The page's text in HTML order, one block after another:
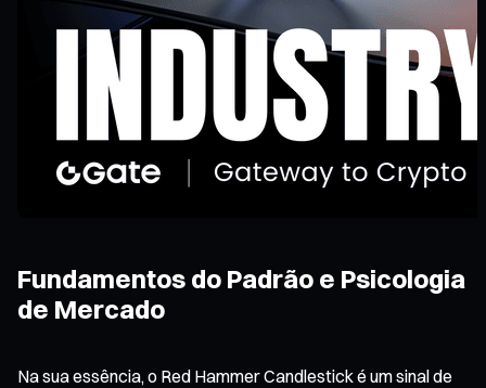
Fundamentos do Padrão e Psicologia
de Mercado
Na sua essência, o Red Hammer Candlestick é um sinal de